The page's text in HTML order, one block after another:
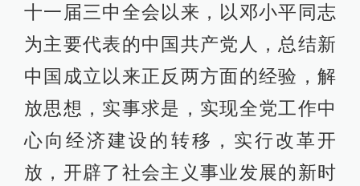
十一届三中全会以来，以邓小平同志
为主要代表的中国共产党人，总结新
中国成立以来正反两方面的经验，解
放思想，实事求是，实现全党工作中
心向经济建设的转移，实行改革开
放，开辟了社会主义事业发展的新时